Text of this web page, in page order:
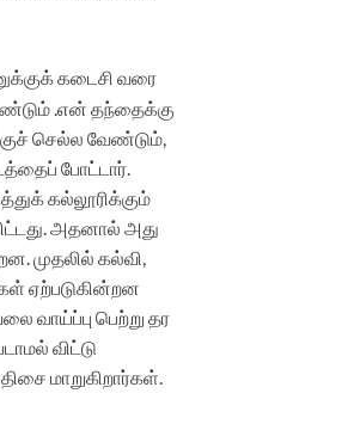
கடைசி வரை
.என் தந்தைக்கு
செல்ல வேண்டும்,
போட்டார்.
கல்லூரிக்கும்
அதனால் அது
முதலில் கல்வி,
ஏற்படுகின்றன
வாய்ப்பு பெற்று தர
விட்டு
மாறுகிறார்கள்.